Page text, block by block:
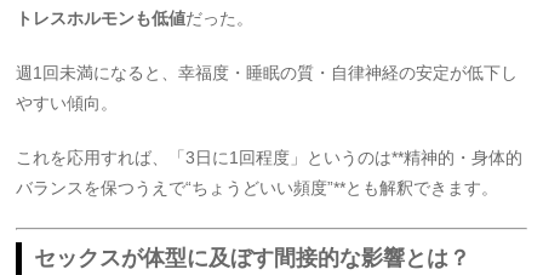
トレスホルモンも低値だった。
週1回未満になると、幸福度・睡眠の質・自律神経の安定が低下し
やすい傾向。
これを応用すれば、「3日に1回程度」というのは**精神的・身体的
バランスを保つうえで“ちょうどいい頻度”**とも解釈できます。
セックスが体型に及ぼす間接的な影響とは？